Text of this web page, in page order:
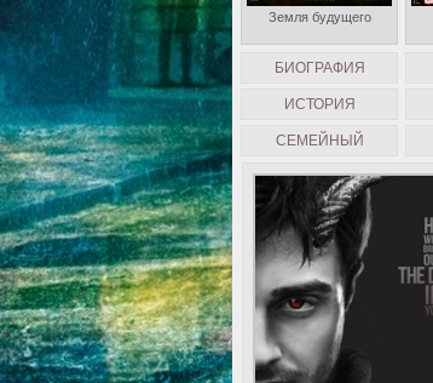
БИОГРАФИЯ
ИСТОРИЯ
СЕМЕЙНЫЙ
Земля будущего